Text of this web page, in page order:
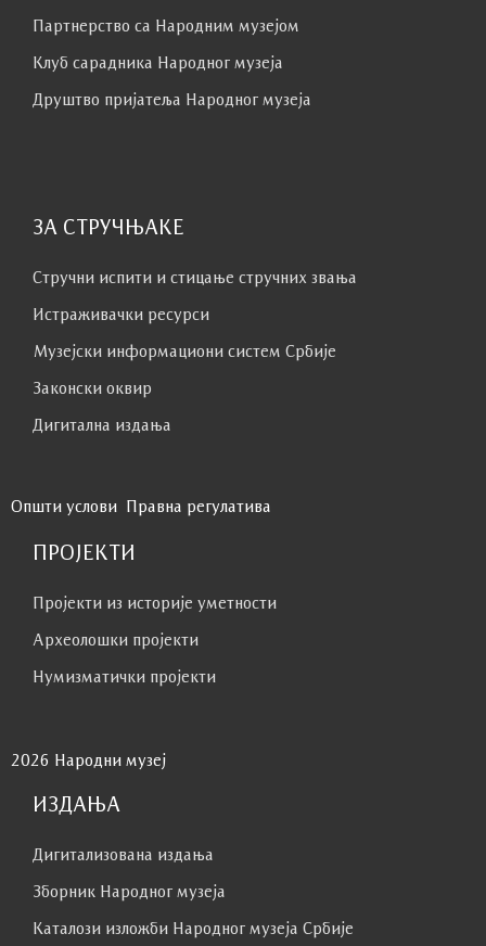
Партнерство са Народним музејoм
Клуб сaрaдникa Народног музеја
Друштво пријатеља Народног музеја
ЗА СТРУЧЊАКЕ
Стручни испити и стицање стручних звања
Истраживачки ресурси
Музејски информациони систем Србије
Законски оквир
Дигитална издања
Општи услови Правна регулатива
ПРОЈЕКТИ
Пројекти из историје уметности
Археолошки пројекти
Нумизматички пројекти
2026 Народни музеј
ИЗДАЊА
Дигитализована издања
Зборник Народног музеја
Каталози изложби Народног музеја Србије